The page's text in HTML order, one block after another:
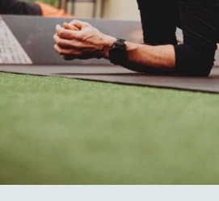
wenn
du
zu
unbeweglich
bist!